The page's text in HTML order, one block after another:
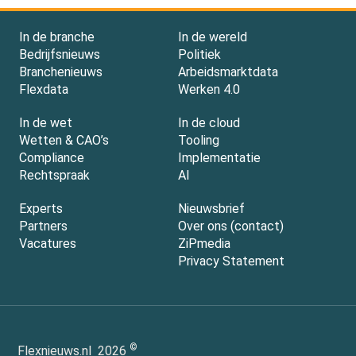
In de branche
Bedrijfsnieuws
Branchenieuws
Flexdata
In de wereld
Politiek
Arbeidsmarktdata
Werken 4.0
In de wet
Wetten & CAO’s
Compliance
Rechtspraak
In de cloud
Tooling
Implementatie
AI
Experts
Partners
Vacatures
Nieuwsbrief
Over ons (contact)
ZiPmedia
Privacy Statement
Flexnieuws.nl 2026 ©